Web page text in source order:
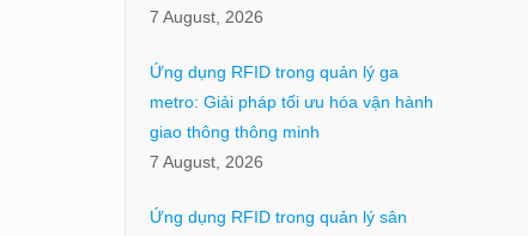
7 August, 2026
Ứng dụng RFID trong quản lý ga
metro: Giải pháp tối ưu hóa vận hành
giao thông thông minh
7 August, 2026
Ứng dụng RFID trong quản lý sân